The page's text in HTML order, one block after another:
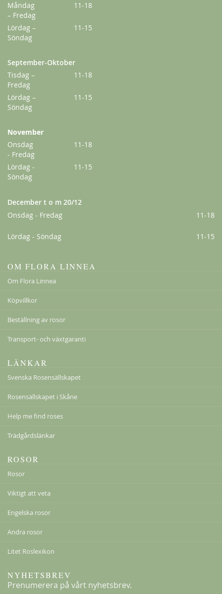
Amadeus
229,00 kr
Ghislaine de Féligonde
Från159,00 kr
198,00 kr
Från159,00 kr
Måndag
– Fredag
11-18
Lördag –
Söndag
11-15
September-Oktober
Tisdag –
Fredag
11-18
Lördag –
Söndag
11-15
November
Onsdag
- Fredag
11-18
Lördag -
Söndag
11-15
December t o m 20/12
Onsdag - Fredag
11-18
Lördag - Söndag 11-15
OM FLORA LINNEA
Om Flora Linnea
Köpvillkor
Beställning av rosor
Transport- och växtgaranti
LÄNKAR
Svenska Rosensällskapet
Rosensällskapet i Skåne
Help me find roses
Trädgårdslänkar
ROSOR
Rosor
Viktigt att veta
Engelska rosor
Andra rosor
Litet Roslexikon
NYHETSBREV
Prenumerera på vårt nyhetsbrev.